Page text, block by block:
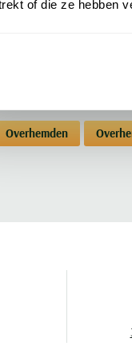
of die ze hebben
van Tommy
voor heren
Overhemden